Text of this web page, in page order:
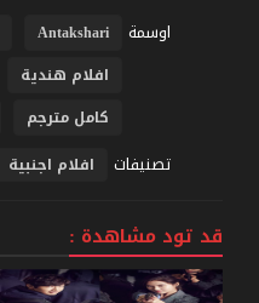
اوسمة
Antakshari
افلام هندية
كامل مترجم
تصنيفات افلام اجنبية
قد تود مشاهدة :